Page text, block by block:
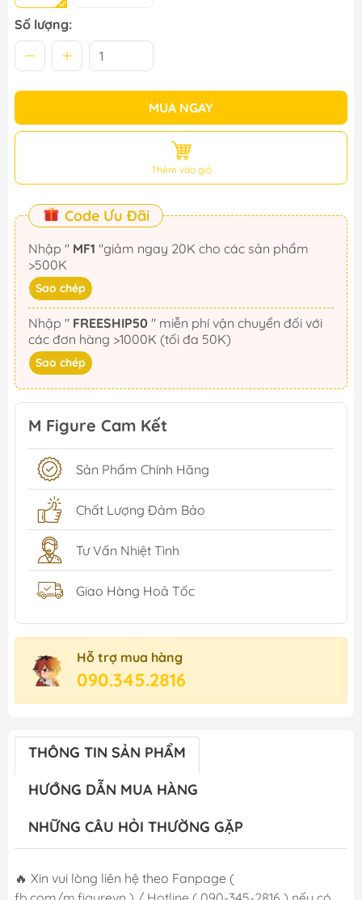
Số lượng:
MUA NGAY
Thêm vào giỏ
Code Ưu Đãi
Nhập " MF1
>500K
Sao chép
Nhập " FREESHIP50
các đơn hàng >1000K (tối đa 50K)
Sao chép
M Figure Cam Kết
Sản Phẩm Chính Hãng
Chất Lượng Đảm Bảo
Tư Vấn Nhiệt Tình
Giao Hàng Hoả Tốc
Hỗ trợ mua hàng
090.345.2816
THÔNG TIN SẢN PHẨM
HƯỚNG DẪN MUA HÀNG
NHỮNG CÂU HỎI THƯỜNG GẶP
🔥 Xin vui lòng liên hệ theo Fanpage (